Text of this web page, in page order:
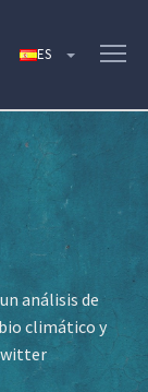
análisis de
climático y